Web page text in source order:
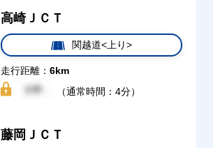
高崎ＪＣＴ
関越道<上り>
走行距離： 6km
（通常時間：4分）
藤岡ＪＣＴ